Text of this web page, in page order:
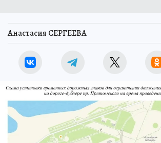
Анастасия СЕРГЕЕВА